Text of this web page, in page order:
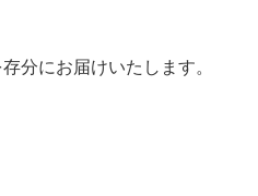
分にお届けいたします。